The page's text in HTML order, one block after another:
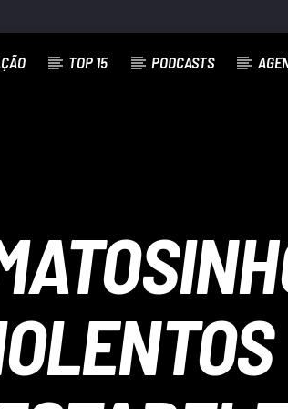
TOP 15 PODCASTS